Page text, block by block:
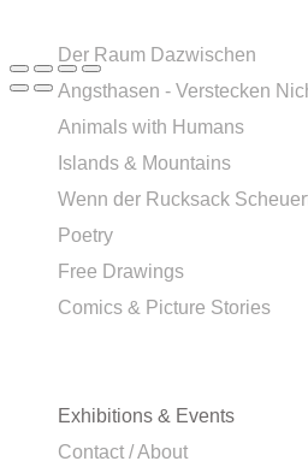
Exhibitions & Events
Der Raum Dazwischen
Animals with Humans
Angsthasen - Verstecken
Islands & Mountains
Wenn der Rucksack
Poetry
Comics & Picture Stories
Free Drawings
Contact / About